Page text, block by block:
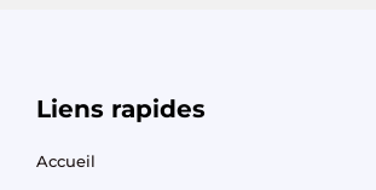
Liens rapides
Accueil